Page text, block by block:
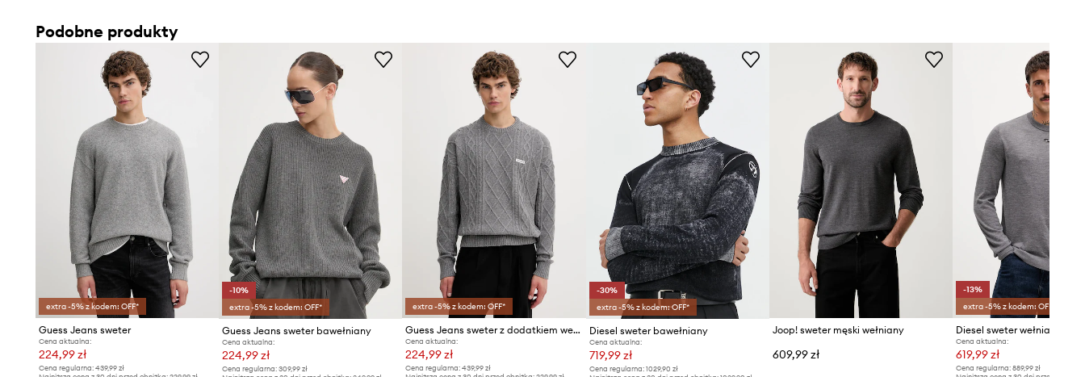
Producent
Zalecamy wybór rozmiaru, jaki nosisz
zazwyczaj.
Tabela rozmiarów
Podobne produkty
extra -5% z kodem: OFF*
Guess Jeans sweter
Cena aktualna:
224,99 zł
Cena regularna: 439,99 zł
-10%
extra -5% z kodem: OFF*
Guess Jeans sweter bawełniany
Cena aktualna:
224,99 zł
Cena regularna:309,99 zł
extra -5% z kodem: OFF*
Guess Jeans sweter z dodatkiem wełny
Cena aktualna:
224,99 zł
Cena regularna: 439,99 zł
-30%
extra -5% z kodem: OFF*
Diesel sweter bawełniany
Cena aktualna:
719,99 zł
Cena regularna: 1029,90 zł
Joop! sweter męski wełniany
609,99 zł
-13%
extra -5% z kodem: OFF*
Diesel sweter wełniany K-
Cena aktualna:
619,99 zł
Cena regularna: 889,99 zł